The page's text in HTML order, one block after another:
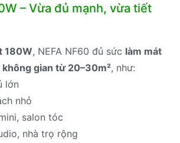
– Vừa đủ mạnh, vừa tiết
180W, NEFA NF60 đủ sức làm mát
gian từ 20–30m², như:
lớn
nhỏ
salon tóc
nhà trọ rộng